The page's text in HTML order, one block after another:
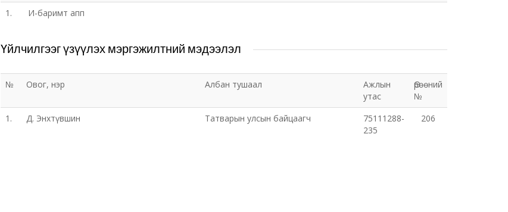
1.
И-баримт апп
Үйлчилгээг үзүүлэх мэргэжилтний мэдээлэл
№ Овог, нэр Албан тушаал
Ажлын
утас
Өрөөний
№
1.
Д. Энхтүвшин Татварын улсын байцаагч
75111288-
235
206